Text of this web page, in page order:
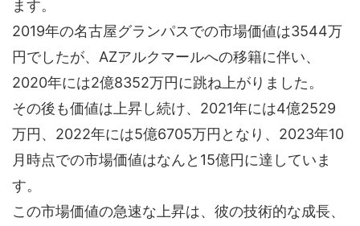
ます。
2019年の名古屋グランパスでの市場価値は3544万
円でしたが、AZアルクマールへの移籍に伴い、
2020年には2億8352万円に跳ね上がりました。
その後も価値は上昇し続け、2021年には4億2529
万円、2022年には5億6705万円となり、2023年10
月時点での市場価値はなんと15億円に達していま
す。
この市場価値の急速な上昇は、彼の技術的な成長、